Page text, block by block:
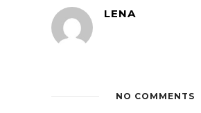
LENA
NO COMMENTS